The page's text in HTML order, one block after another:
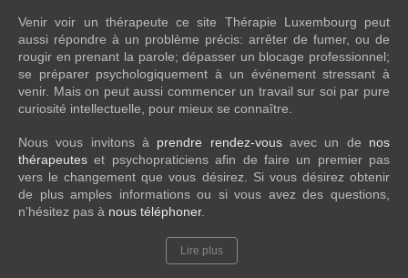
Venir voir un thérapeute ce site Thérapie Luxembourg peut
aussi répondre à un problème précis: arrêter de fumer, ou de
rougir en prenant la parole; dépasser un blocage professionnel;
se préparer psychologiquement à un événement stressant à
venir. Mais on peut aussi commencer un travail sur soi par pure
curiosité intellectuelle, pour mieux se connaître.
Nous vous invitons à prendre rendez-vousavec un de nos
thérapeuteset psychopraticiens afin de faire un premier pas
vers le changement que vous désirez. Si vous désirez obtenir
de plus amples informations ou si vous avez des questions,
n’hésitez pas à nous téléphoner.
Lire plus